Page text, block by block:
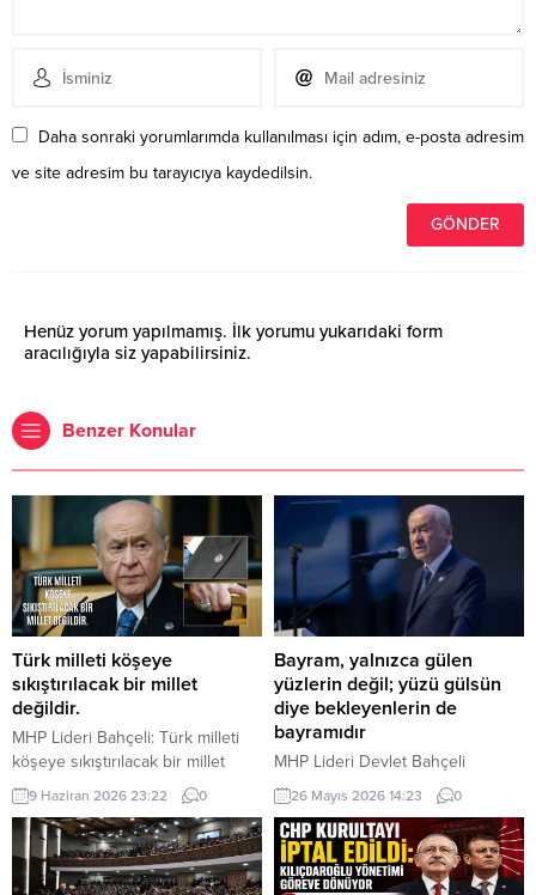
Daha sonraki yorumlarımda kullanılması için adım, e-posta adresim
ve site adresim bu tarayıcıya kaydedilsin.
Henüz yorum yapılmamış. İlk yorumu yukarıdaki form
aracılığıyla siz yapabilirsiniz.
Benzer Konular
Türk milleti köşeye
sıkıştırılacak bir millet
değildir.
MHP Lideri Bahçeli: Türk milleti
köşeye sıkıştırılacak bir millet
değildir. Türk milleti, karşısına
yedi düvel de dizilse tarih
sahnesinden silinecek bir millet
değildir. Türkiye, ham hayaller
kurulup çizilen haritaların
9 Haziran 2026 23:22 0
Bayram, yalnızca gülen
yüzlerin değil; yüzü gülsün
diye bekleyenlerin de
bayramıdır
MHP Lideri Devlet Bahçeli
“Bugün bizlere düşen, bayramın
manasını yalnızca kendi
hanelerimize hapsetmemek; bu
mübarek iklimi yetimin başını
okşayan ele, yoksulun sofrasına
26 Mayıs 2026 14:23 0